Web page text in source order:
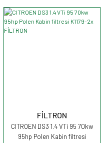
FİLTRON
CITROEN DS3 1.4 VTi 95 70kw
95hp Polen Kabin filtresi